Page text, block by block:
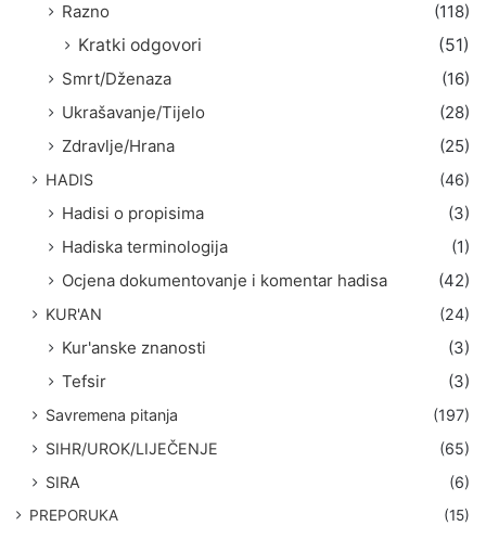
Razno
(118)
Kratki odgovori
(51)
Smrt/Dženaza
(16)
Ukrašavanje/Tijelo
(28)
Zdravlje/Hrana
(25)
HADIS (46)
Hadisi o propisima
(3)
Hadiska terminologija
(1)
Ocjena dokumentovanje i komentar hadisa
(42)
KUR'AN (24)
Kur'anske znanosti
(3)
Tefsir
(3)
Savremena pitanja
(197)
SIHR/UROK/LIJEČENJE
(65)
SIRA
(6)
PREPORUKA (15)